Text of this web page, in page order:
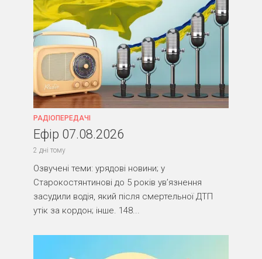
РАДІОПЕРЕДАЧІ
Ефір 07.08.2026
2 дні тому
Озвучені теми: урядові новини; у
Старокостянтинові до 5 років ув’язнення
засудили водія, який після смертельної ДТП
утік за кордон; інше. 148...